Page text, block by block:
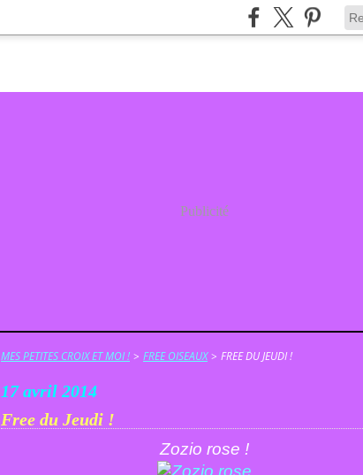
Publicité
MES PETITES CROIX ET MOI ! > FREE OISEAUX > FREE DU JEUDI !
17 avril 2014
Free du Jeudi !
Zozio rose !